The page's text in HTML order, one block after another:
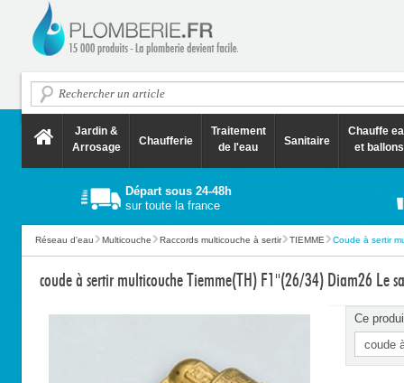
Jardin &
Arrosage
Chaufferie
Traitement
de l'eau
Sanitaire
Chauffe
et ballons
Départ sous 24-48h
sur toute la france
Réseau d'eau Multicouche Raccords multicouche à sertir TIEMME Coude à sertir
coude à sertir multicouche Tiemme(TH) F1''(26/34) Diam26 Le
Ce